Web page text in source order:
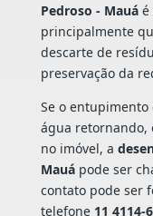
Pedroso - Mauáé
principalmente
descarte de
preservação da
Se o
água retornando,
no imóvel, a
Mauápode ser
contato pode ser
telefone 11 4114-